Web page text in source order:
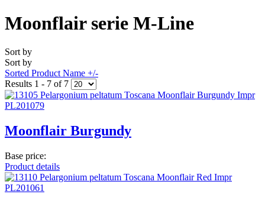
Moonflair serie M-Line
Sort by
Sort by
Sorted Product Name +/-
Results 1 - 7 of 7
Moonflair Burgundy
Base price:
Product details